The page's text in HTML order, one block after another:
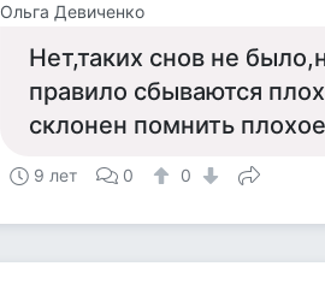
Ольга Девиченко
Нет,таких снов не
правило сбываются
склонен помнить
9 лет 0 0